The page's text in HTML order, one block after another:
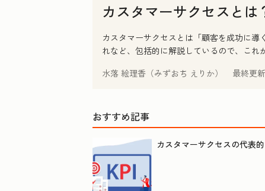
カスタマーサクセスと
カスタマーサクセスとは「顧客を成功に
れなど、包括的に解説しているので、これ
水落 絵理香（みずおち えりか）
最終更
おすすめ記事
カスタマーサクセスの代表